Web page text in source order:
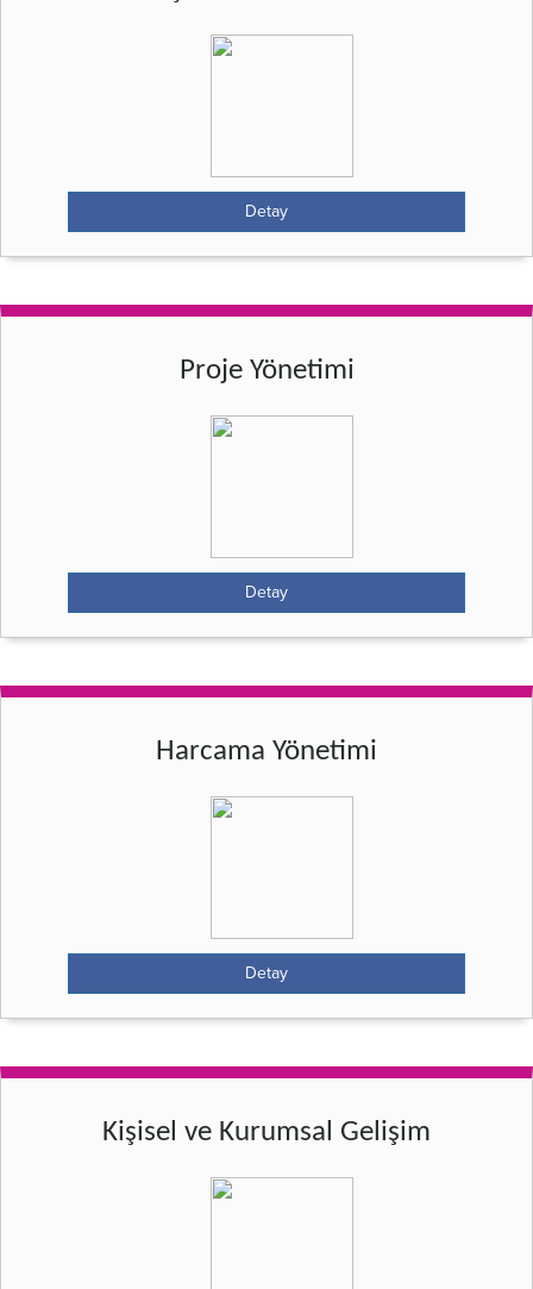
Detay
Proje Yönetimi
Detay
Harcama Yönetimi
Detay
Kişisel ve Kurumsal Gelişim